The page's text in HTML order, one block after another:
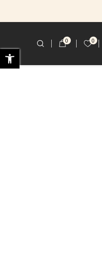
0הרשימה שלי
0